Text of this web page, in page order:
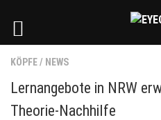
KÖPFE/ NEWS
Lernangebote in NRW
Theorie-Nachhilfe